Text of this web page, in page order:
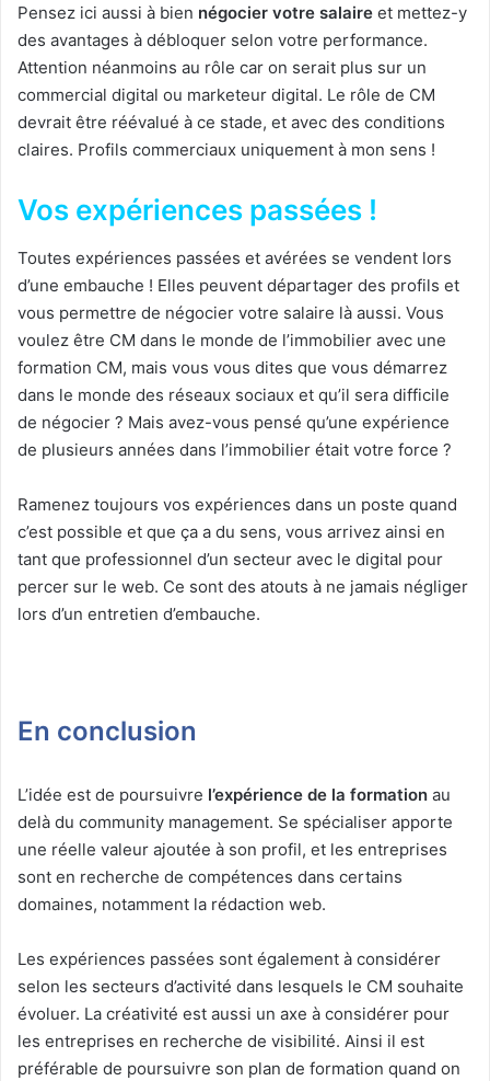
Pensez ici aussi à bien négocier votre salaire et mettez-y
des avantages à débloquer selon votre performance.
Attention néanmoins au rôle car on serait plus sur un
commercial digital ou marketeur digital. Le rôle de CM
devrait être réévalué à ce stade, et avec des conditions
claires. Profils commerciaux uniquement à mon sens !
Vos expériences passées !
Toutes expériences passées et avérées se vendent lors
d’une embauche ! Elles peuvent départager des profils et
vous permettre de négocier votre salaire là aussi. Vous
voulez être CM dans le monde de l’immobilier avec une
formation CM, mais vous vous dites que vous démarrez
dans le monde des réseaux sociaux et qu’il sera difficile
de négocier ? Mais avez-vous pensé qu’une expérience
de plusieurs années dans l’immobilier était votre force ?
Ramenez toujours vos expériences dans un poste quand
c’est possible et que ça a du sens, vous arrivez ainsi en
tant que professionnel d’un secteur avec le digital pour
percer sur le web. Ce sont des atouts à ne jamais négliger
lors d’un entretien d’embauche.
En conclusion
L’idée est de poursuivre l’expérience de la formation au
delà du community management. Se spécialiser apporte
une réelle valeur ajoutée à son profil, et les entreprises
sont en recherche de compétences dans certains
domaines, notamment la rédaction web.
Les expériences passées sont également à considérer
selon les secteurs d’activité dans lesquels le CM souhaite
évoluer. La créativité est aussi un axe à considérer pour
les entreprises en recherche de visibilité. Ainsi il est
préférable de poursuivre son plan de formation quand on